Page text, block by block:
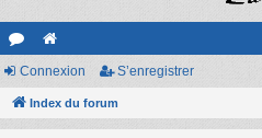
or
u
e
sit
Connexion S’enregistrer
Index du forum